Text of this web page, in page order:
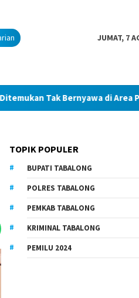
JUMAT, 7
Bernyawa di Area Persawahan
TOPIK POPULER
BUPATI TABALONG
POLRES TABALONG
PEMKAB TABALONG
KRIMINAL TABALONG
PEMILU 2024